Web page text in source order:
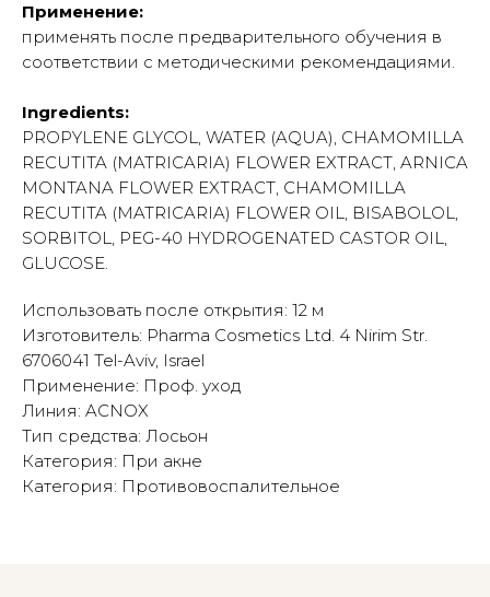
Применение:
применять после предварительного обучения в
соответствии с методическими рекомендациями.
Ingredients:
PROPYLENE GLYCOL, WATER (AQUA), CHAMOMILLA
RECUTITA (MATRICARIA) FLOWER EXTRACT, ARNICA
MONTANA FLOWER EXTRACT, CHAMOMILLA
RECUTITA (MATRICARIA) FLOWER OIL, BISABOLOL,
SORBITOL, PEG-40 HYDROGENATED CASTOR OIL,
GLUCOSE.
Использовать после открытия: 12 м
Изготовитель: Pharma Cosmetics Ltd. 4 Nirim Str.
6706041 Tel-Aviv, Israel
Применение: Проф. уход
Линия: ACNOX
Тип средства: Лосьон
Категория: При акне
Категория: Противовоспалительное